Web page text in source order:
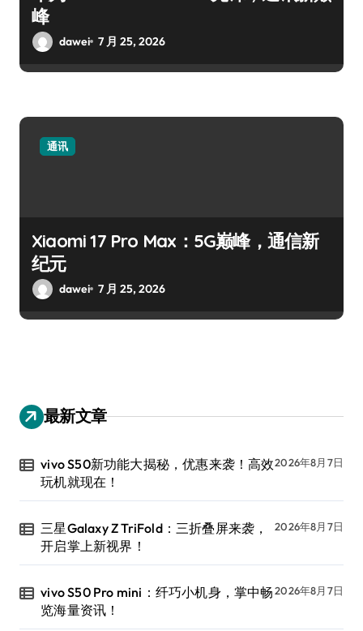
峰
dawei 7 月 25, 2026
通讯
Xiaomi 17 Pro Max：5G巅峰，通信新
纪元
dawei 7 月 25, 2026
最新文章
vivo S50新功能大揭秘，优惠来袭！高效
玩机就现在！
2026年8月7日
三星Galaxy Z TriFold：三折叠屏来袭，
开启掌上新视界！
2026年8月7日
vivo S50 Pro mini：纤巧小机身，掌中畅
览海量资讯！
2026年8月7日